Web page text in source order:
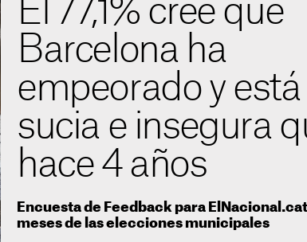
El 77,1% cree que
Barcelona ha
empeorado y
sucia e insegura
hace 4 años
Encuesta de Feedback para
meses de las elecciones municipales